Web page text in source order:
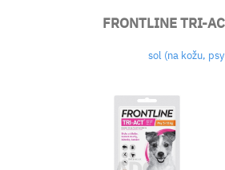
FRONTLINE TRI-
sol (na kožu,